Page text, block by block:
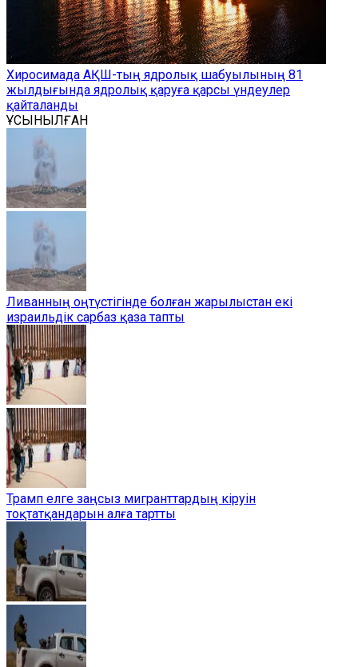
Хиросимада АҚШ-тың ядролық шабуылының 81
жылдығында ядролық қаруға қарсы үндеулер
қайталанды
ҰСЫНЫЛҒАН
Ливанның оңтүстігінде болған жарылыстан екі
израильдік сарбаз қаза тапты
Трамп елге заңсыз мигранттардың кіруін
тоқтатқандарын алға тартты